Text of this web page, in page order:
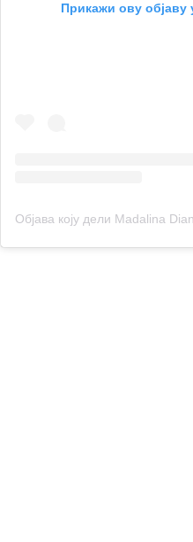
Прикажи ову објаву